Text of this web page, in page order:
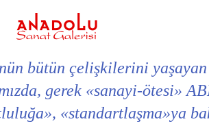
bütün çelişkilerini yaşayan
gerek «sanayi-ötesi»
«standartlaşma»ya